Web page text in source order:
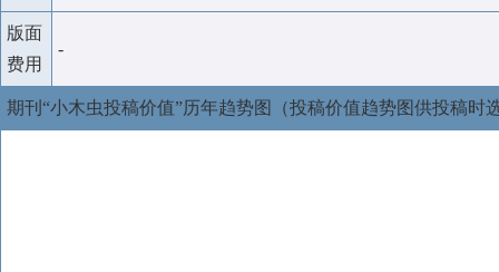
版面
费用
-
期刊“小木虫投稿价值”历年趋势图（投稿价值趋势图供投稿时